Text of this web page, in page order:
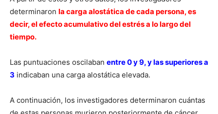
determinaron la carga alostática de cada persona, es
decir, el efecto acumulativo del estrés a lo largo del
tiempo.
Las puntuaciones oscilaban entre 0 y 9, y las superiores a
3 indicaban una carga alostática elevada.
A continuación, los investigadores determinaron cuántas